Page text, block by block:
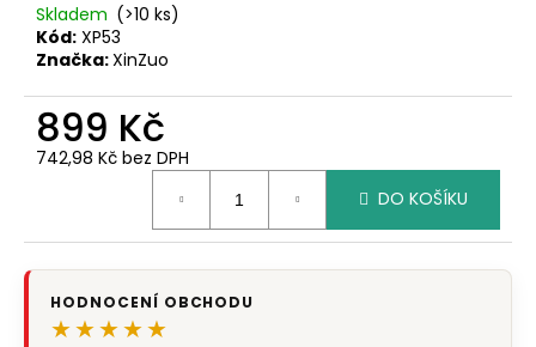
Skladem (>10 ks)
Kód: XP53
Značka:XinZuo
899 Kč
742,98 Kč bez DPH
DO KOŠÍKU
HODNOCENÍ OBCHODU
★★★★★
e
m